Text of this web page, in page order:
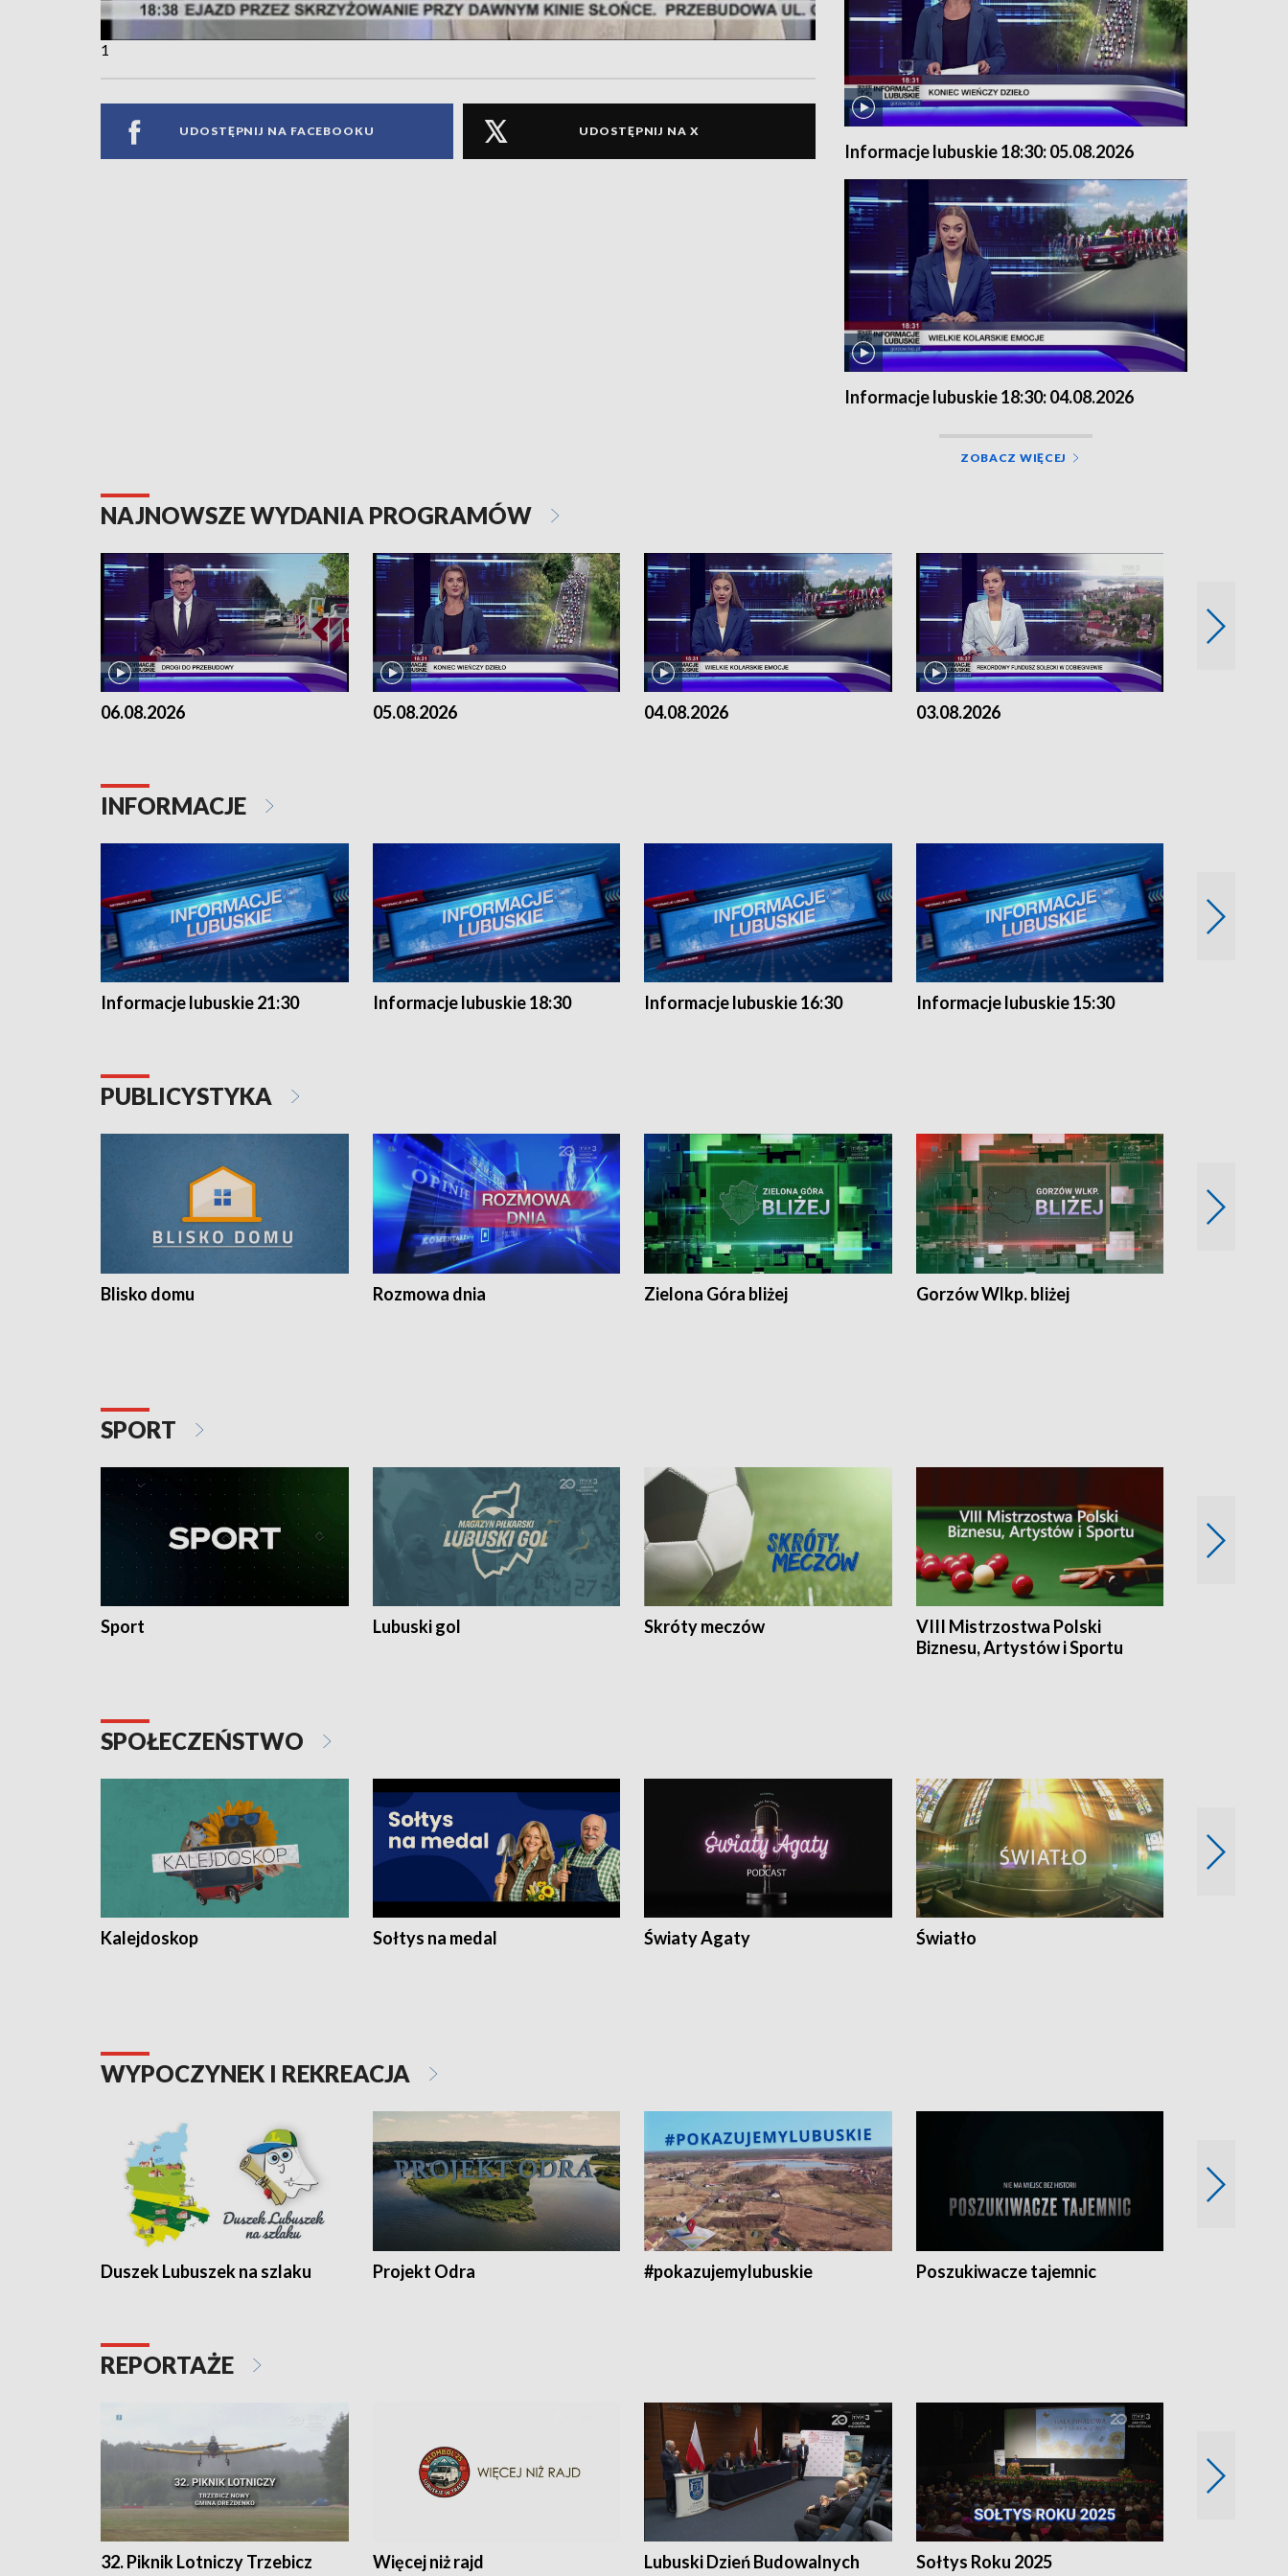
1
UDOSTĘPNIJ NA FACEBOOKU UDOSTĘPNIJ NA X
Informacje lubuskie 18:30: 05.08.2026
Informacje lubuskie 18:30: 04.08.2026
ZOBACZ WIĘCEJ
NAJNOWSZE WYDANIA PROGRAMÓW
06.08.2026 05.08.2026 04.08.2026 03.08.2026
INFORMACJE
Informacje lubuskie 21:30 Informacje lubuskie 18:30 Informacje lubuskie 16:30 Informacje lubuskie 15:30
PUBLICYSTYKA
Blisko domu Rozmowa dnia Zielona Góra bliżej Gorzów Wlkp. bliżej
SPORT
Sport Lubuski gol Skróty meczów
VIII Mistrzostwa Polski
Biznesu, Artystów i Sportu
SPOŁECZEŃSTWO
Kalejdoskop Sołtys na medal Światy Agaty Światło
WYPOCZYNEK I REKREACJA
Duszek Lubuszek na szlaku Projekt Odra #pokazujemylubuskie Poszukiwacze tajemnic
REPORTAŻE
32. Piknik Lotniczy Trzebicz
Więcej niż rajd Lubuski Dzień Budowalnych Sołtys Roku 2025